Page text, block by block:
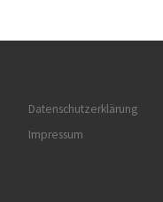
Datenschutzerklärung
Impressum